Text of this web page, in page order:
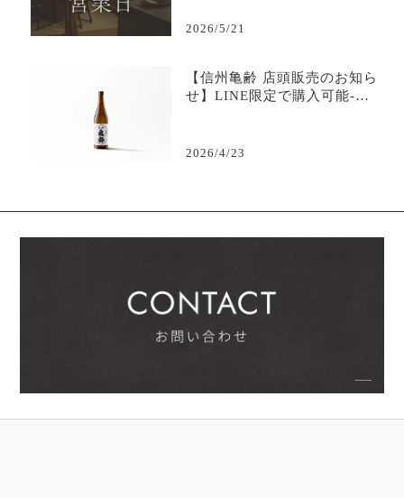
2026/5/21
【信州亀齢 店頭販売のお知ら
せ】LINE限定で購入可能-日
2026/4/23